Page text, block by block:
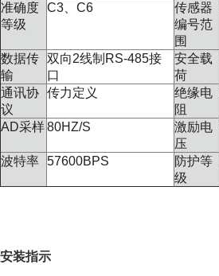
准确度
等级
C3 C6
传感器
编号范
围
数据传
输
双向2线制 RS-485接
口
安全载
荷
通讯协
议
传力定义
绝缘电
阻
AD采样80HZ/S
激励电
压
波特率 57600BPS
防护等
级
安装指示